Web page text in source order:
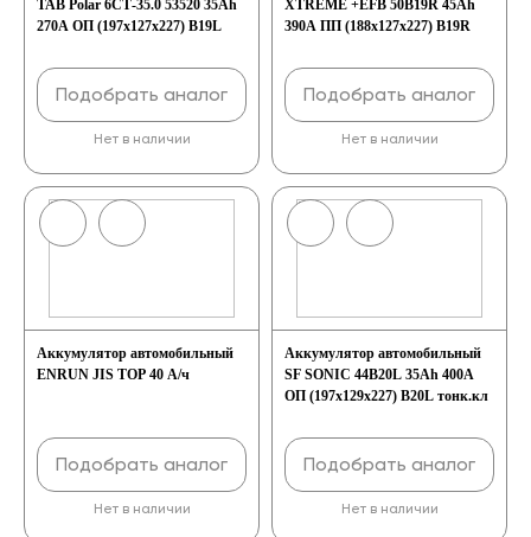
TAB Polar 6СТ-35.0 53520 35Ah
270A ОП (197x127x227) B19L
Подобрать аналог
Нет в наличии
XTREME +EFB 50B19R 45Ah
390A ПП (188x127x227) B19R
Подобрать аналог
Нет в наличии
Аккумулятор автомобильный
ENRUN JIS TOP 40 А/ч
Подобрать аналог
Нет в наличии
Аккумулятор автомобильный
SF SONIC 44B20L 35Ah 400А
ОП (197х129х227) B20L тонк.кл
Подобрать аналог
Нет в наличии